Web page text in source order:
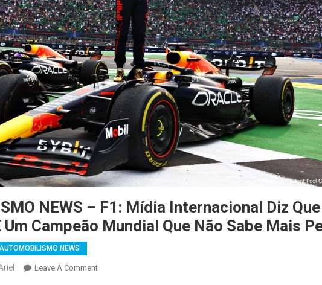
NEWS – F1: Mídia Internacional Diz Que
Campeão Mundial Que Não Sabe Mais
NEWS
Leave A CommentOn